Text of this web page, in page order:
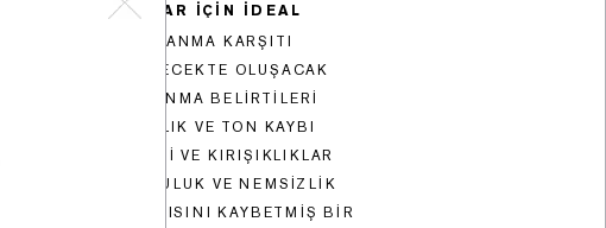
ŞUNLAR İÇİN İDEAL
• YAŞLANMA KARŞITI
• GELECEKTE OLUŞACAK
YAŞLANMA BELIRTILERI
• SIKILIK VE TON KAYBI
• ÇIZGI VE KIRIŞIKLIKLAR
• KURULUK VE NEMSIZLIK
• IŞILTISINI KAYBETMIŞ BIR